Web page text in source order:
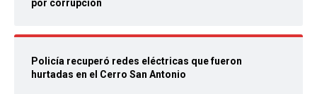
por corrupción
Policía recuperó redes eléctricas que fueron
hurtadas en el Cerro San Antonio